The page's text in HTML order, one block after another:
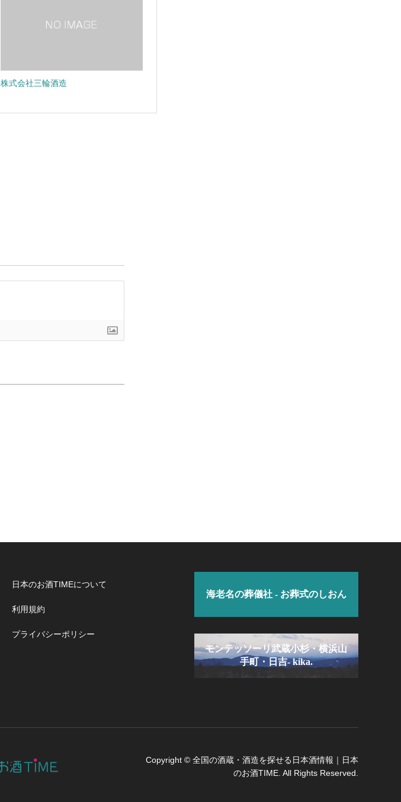
株式会社三輪酒造
日本のお酒TIMEについて
利用規約
プライバシーポリシー
海老名の葬儀社 - お葬式のしおん
モンテッソーリ武蔵小杉・横浜山
手町・日吉- kika.
Copyright © 全国の酒蔵・酒造を探せる日本酒情報｜日本
のお酒TIME. All Rights Reserved.